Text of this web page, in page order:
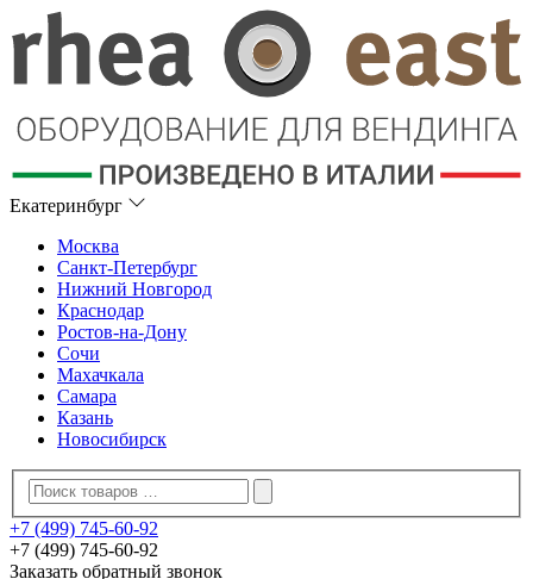
Екатеринбург
Москва
Санкт-Петербург
Нижний Новгород
Краснодар
Ростов-на-Дону
Сочи
Махачкала
Самара
Казань
Новосибирск
+7 (499) 745-60-92
+7 (499) 745-60-92
Заказать обратный звонок